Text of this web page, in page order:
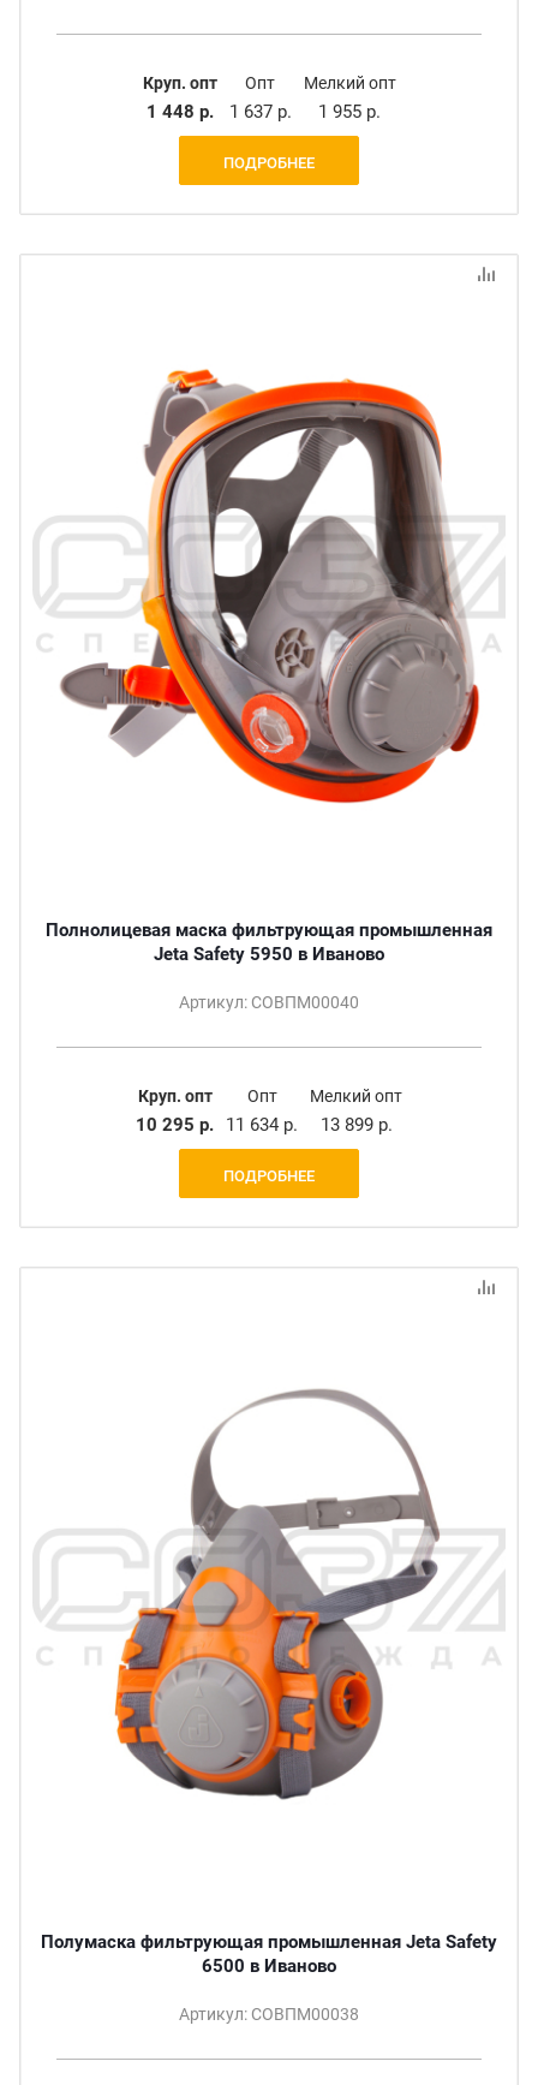
Круп. опт
1 448 р.
Опт
1 637 р.
Мелкий опт
1 955 р.
ПОДРОБНЕЕ
Полнолицевая маска фильтрующая промышленная
Jeta Safety 5950 в Иваново
Артикул: СОВПМ00040
Круп. опт
10 295 р.
Опт
11 634 р.
Мелкий опт
13 899 р.
ПОДРОБНЕЕ
Полумаска фильтрующая промышленная Jeta Safety
6500 в Иваново
Артикул: СОВПМ00038